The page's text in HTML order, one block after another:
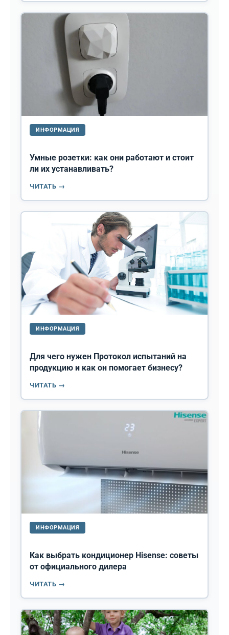
ИНФОРМАЦИЯ
Умные розетки: как они работают и стоит
ли их устанавливать?
ЧИТАТЬ →
ИНФОРМАЦИЯ
Для чего нужен Протокол испытаний на
продукцию и как он помогает бизнесу?
ЧИТАТЬ →
ИНФОРМАЦИЯ
Как выбрать кондиционер Hisense: советы
от официального дилера
ЧИТАТЬ →